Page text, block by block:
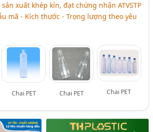
xuất khép kín, đạt chứng nhận ATVSTP
mã - Kích thước - Trọng lượng theo yêu
Chai PET Chai PET Chai PET